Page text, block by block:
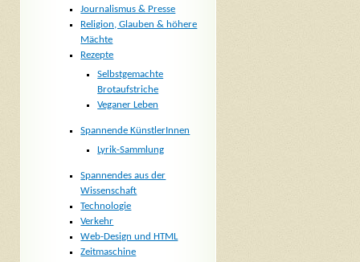
Journalismus & Presse
Religion, Glauben & höhere
Mächte
Rezepte
Selbstgemachte
Brotaufstriche
Veganer Leben
Spannende KünstlerInnen
Lyrik-Sammlung
Spannendes aus der
Wissenschaft
Technologie
Verkehr
Web-Design und HTML
Zeitmaschine